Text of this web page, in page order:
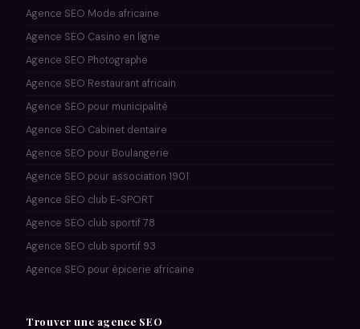
Agence SEO Mode africaine
Agence SEO Casino en ligne
Agence SEO Photographe
Agence SEO Restaurant africain
Agence SEO pour municipalité
Agence SEO Cabinet dentaire
Agence SEO pour Boulangerie
Agence SEO pour association 1901
Agence SEO club E-SPORT
Agence SEO club sportif 78
Agence SEO club sportif 93
Agence SEO pour épicerie africaine
Trouver une agence SEO